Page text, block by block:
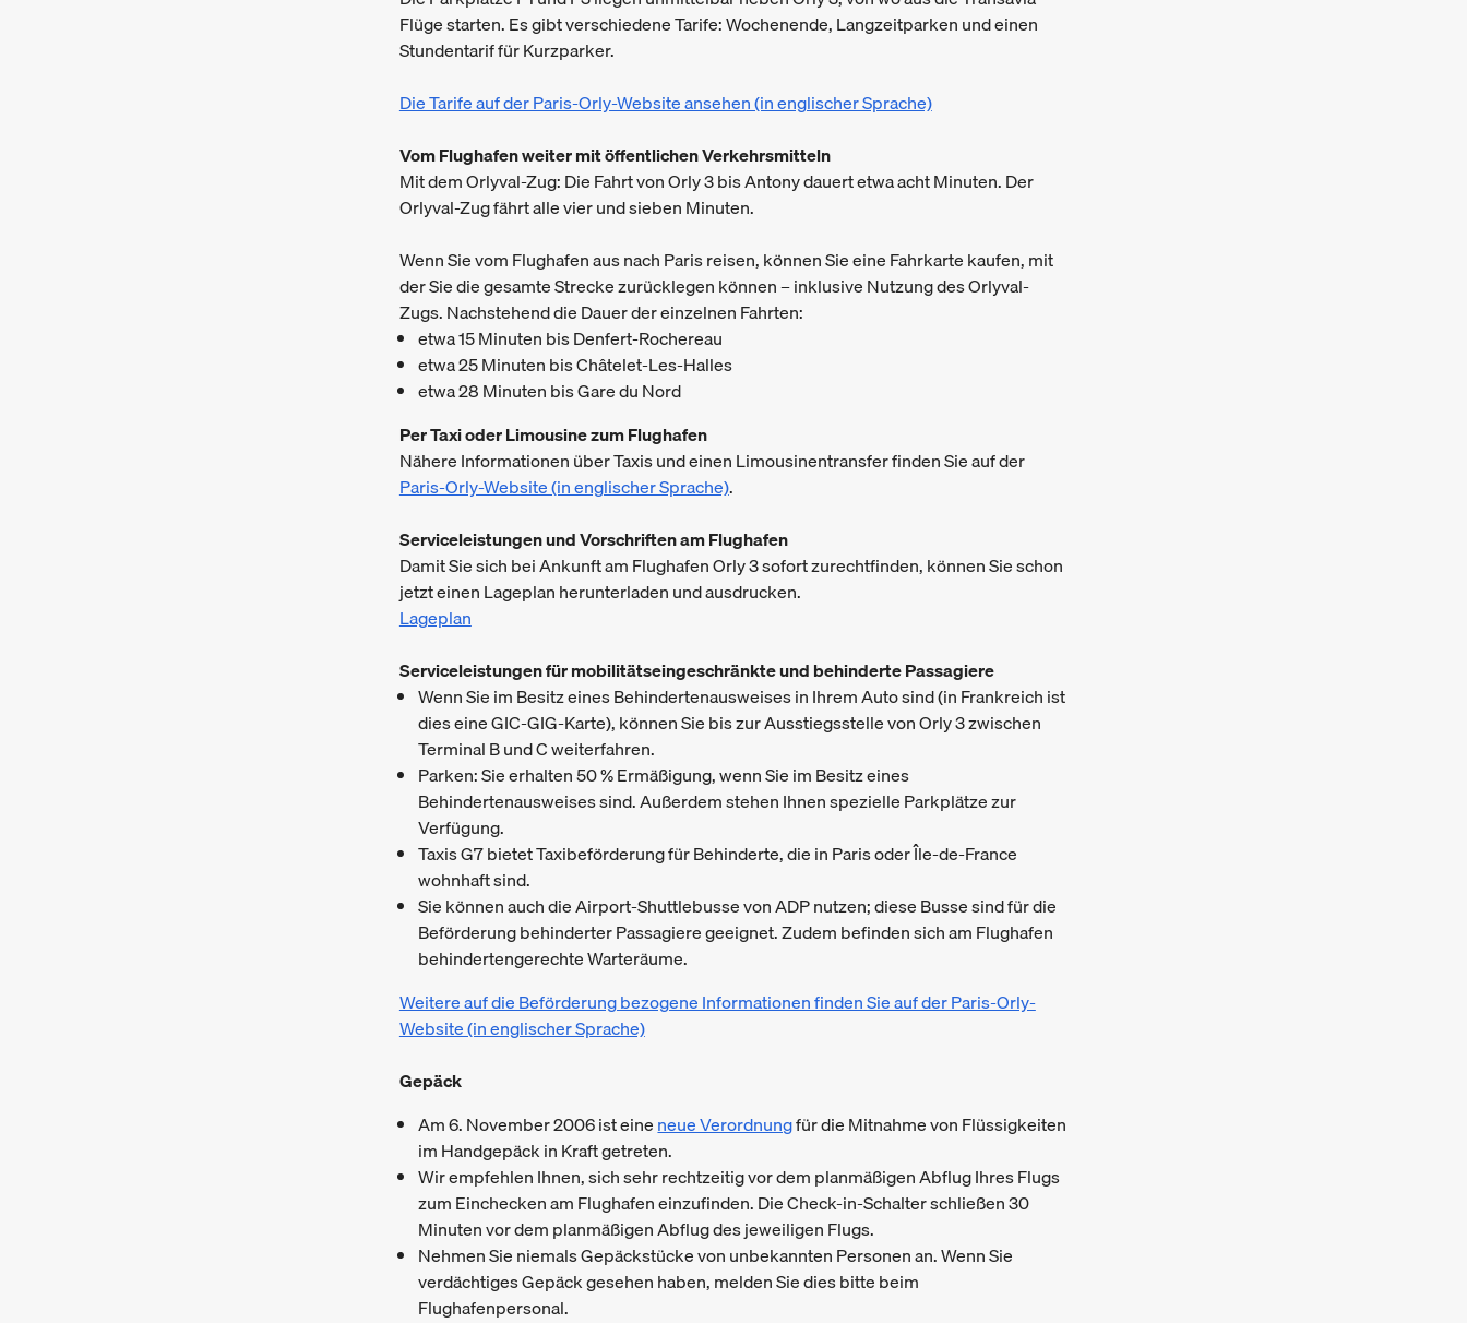
Flüge starten. Es gibt verschiedene Tarife: Wochenende, Langzeitparken und einen
Stundentarif für Kurzparker.
Die Tarife auf der Paris-Orly-Website ansehen (in englischer Sprache)
Vom Flughafen weiter mit öffentlichen Verkehrsmitteln
Mit dem Orlyval-Zug: Die Fahrt von Orly 3 bis Antony dauert etwa acht Minuten. Der
Orlyval-Zug fährt alle vier und sieben Minuten.
Wenn Sie vom Flughafen aus nach Paris reisen, können Sie eine Fahrkarte kaufen, mit
der Sie die gesamte Strecke zurücklegen können – inklusive Nutzung des Orlyval-
Zugs. Nachstehend die Dauer der einzelnen Fahrten:
etwa 15 Minuten bis Denfert-Rochereau
etwa 25 Minuten bis Châtelet-Les-Halles
etwa 28 Minuten bis Gare du Nord
Per Taxi oder Limousine zum Flughafen
Nähere Informationen über Taxis und einen Limousinentransfer finden Sie auf der
Paris-Orly-Website (in englischer Sprache).
Serviceleistungen und Vorschriften am Flughafen
Damit Sie sich bei Ankunft am Flughafen Orly 3 sofort zurechtfinden, können Sie schon
jetzt einen Lageplan herunterladen und ausdrucken.
Lageplan
Serviceleistungen für mobilitätseingeschränkte und behinderte Passagiere
Wenn Sie im Besitz eines Behindertenausweises in Ihrem Auto sind (in Frankreich ist
dies eine GIC-GIG-Karte), können Sie bis zur Ausstiegsstelle von Orly 3 zwischen
Terminal B und C weiterfahren.
Parken: Sie erhalten 50 % Ermäßigung, wenn Sie im Besitz eines
Behindertenausweises sind. Außerdem stehen Ihnen spezielle Parkplätze zur
Verfügung.
Taxis G7 bietet Taxibeförderung für Behinderte, die in Paris oder Île-de-France
wohnhaft sind.
Sie können auch die Airport-Shuttlebusse von ADP nutzen; diese Busse sind für die
Beförderung behinderter Passagiere geeignet. Zudem befinden sich am Flughafen
behindertengerechte Warteräume.
Weitere auf die Beförderung bezogene Informationen finden Sie auf der Paris-Orly-
Website (in englischer Sprache)
Gepäck
Am 6. November 2006 ist eineneue Verordnungfür die Mitnahme von Flüssigkeiten
im Handgepäck in Kraft getreten.
Wir empfehlen Ihnen, sich sehr rechtzeitig vor dem planmäßigen Abflug Ihres Flugs
zum Einchecken am Flughafen einzufinden. Die Check-in-Schalter schließen 30
Minuten vor dem planmäßigen Abflug des jeweiligen Flugs.
Nehmen Sie niemals Gepäckstücke von unbekannten Personen an. Wenn Sie
verdächtiges Gepäck gesehen haben, melden Sie dies bitte beim
Flughafenpersonal.